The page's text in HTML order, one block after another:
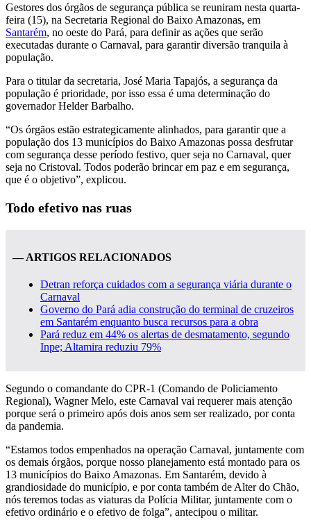
Gestores dos órgãos de segurança pública se reuniram nesta quarta-
feira (15), na Secretaria Regional do Baixo Amazonas, em
Santarém, no oeste do Pará, para definir as ações que serão
executadas durante o Carnaval, para garantir diversão tranquila à
população.
Para o titular da secretaria, José Maria Tapajós, a segurança da
população é prioridade, por isso essa é uma determinação do
governador Helder Barbalho.
“Os órgãos estão estrategicamente alinhados, para garantir que a
população dos 13 municípios do Baixo Amazonas possa desfrutar
com segurança desse período festivo, quer seja no Carnaval, quer
seja no Cristoval. Todos poderão brincar em paz e em segurança,
que é o objetivo”, explicou.
Todo efetivo nas ruas
— ARTIGOS RELACIONADOS
Detran reforça cuidados com a segurança viária durante o
Carnaval
Governo do Pará adia construção do terminal de cruzeiros
em Santarém enquanto busca recursos para a obra
Pará reduz em 44% os alertas de desmatamento, segundo
Inpe; Altamira reduziu 79%
Segundo o comandante do CPR-1 (Comando de Policiamento
Regional), Wagner Melo, este Carnaval vai requerer mais atenção
porque será o primeiro após dois anos sem ser realizado, por conta
da pandemia.
“Estamos todos empenhados na operação Carnaval, juntamente com
os demais órgãos, porque nosso planejamento está montado para os
13 municípios do Baixo Amazonas. Em Santarém, devido à
grandiosidade do município, e por conta também de Alter do Chão,
nós teremos todas as viaturas da Polícia Militar, juntamente com o
efetivo ordinário e o efetivo de folga”, antecipou o militar.